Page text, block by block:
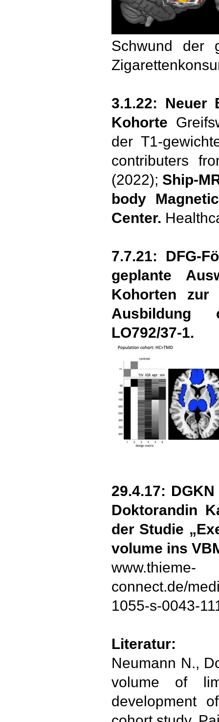
Schwund der
3.1.22: Neuer
Kohorte
der T1-
contributers
(2022); Ship-
body
Center.
7.7.21: DFG-
geplante
Kohorten zur
Ausbildung
LO792/37-1.
29.4.17:
Doktorandin
der Studie
volume ins
www.thieme-
connect.de/
1055-s-0043-
Literatur:
Neumann N.,
volume of
development